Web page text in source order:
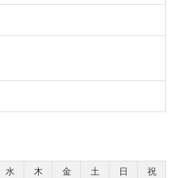
水 木 金 土 日
祝